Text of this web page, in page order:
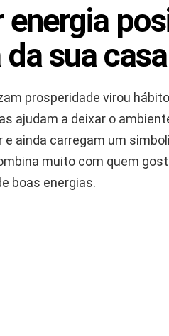
sua casa
prosperidade virou
ajudam a deixar o
ainda carregam um
muito com quem
boas energias.